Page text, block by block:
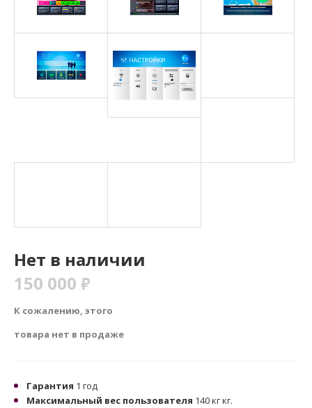
Нет в наличии
150 000 ₽
К сожалению, этого
товара нет в продаже
Гарантия 1 год
Максимальный вес пользователя 140 кг кг.